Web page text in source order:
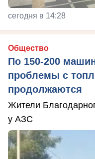
сегодня в 14:28
Общество
По 150-200
проблемы с
продолжаются
Жители
у АЗС